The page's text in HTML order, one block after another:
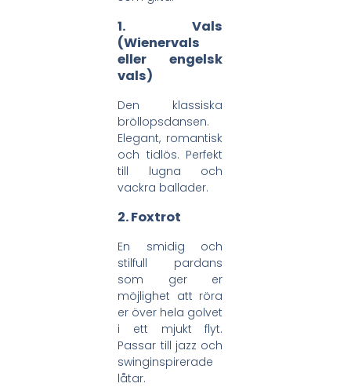
1.Vals
(Wienervals
eller engelsk
vals)
Den klassiska
bröllopsdansen.
Elegant, romantisk
och tidlös. Perfekt
till lugna och
vackra ballader.
2.Foxtrot
En smidig och
stilfull pardans
som ger er
möjlighet att röra
er över hela golvet
i ett mjukt flyt.
Passar till jazz och
swinginspirerade
låtar.